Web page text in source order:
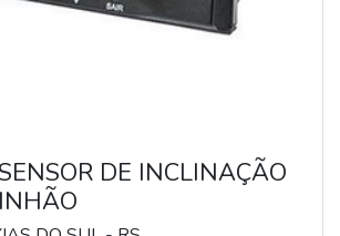
DE INCLINAÇÃO